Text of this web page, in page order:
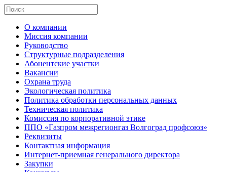
О компании
Миссия компании
Руководство
Структурные подразделения
Абонентские участки
Вакансии
Охрана труда
Экологическая политика
Политика обработки персональных данных
Техническая политика
Комиссия по корпоративной этике
ППО «Газпром межрегионгаз Волгоград профсоюз»
Реквизиты
Контактная информация
Интернет-приемная генерального директора
Закупки